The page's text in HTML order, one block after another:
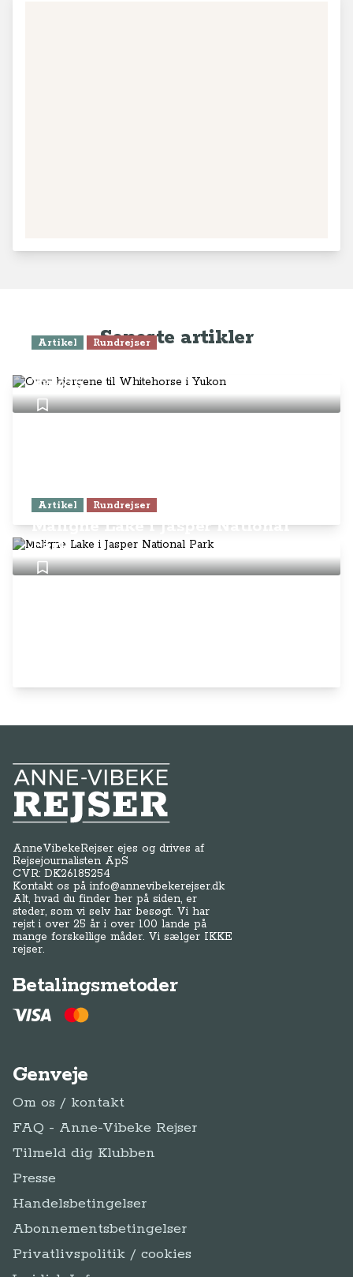
Seneste artikler
Artikel Rundrejser
Yukon
Artikel Rundrejser
Maligne Lake i Jasper National
Park
Anne-Vibeke Rejser
AnneVibekeRejser ejes og drives af
Rejsejournalisten ApS
CVR: DK26185254
Kontakt os påinfo@annevibekerejser.dk
Alt, hvad du finder her på siden, er
steder, som vi selv har besøgt. Vi har
rejst i over 25 år i over 100 lande på
mange forskellige måder. Vi sælger IKKE
rejser.
Betalingsmetoder
Genveje
Om os / kontakt
FAQ - Anne-Vibeke Rejser
Tilmeld dig Klubben
Presse
Handelsbetingelser
Abonnementsbetingelser
Privatlivspolitik / cookies